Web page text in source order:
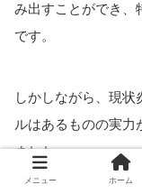
み出すことができ、
です。
しかしながら、現
ルはあるものの実力
ました。
メニュー ホーム